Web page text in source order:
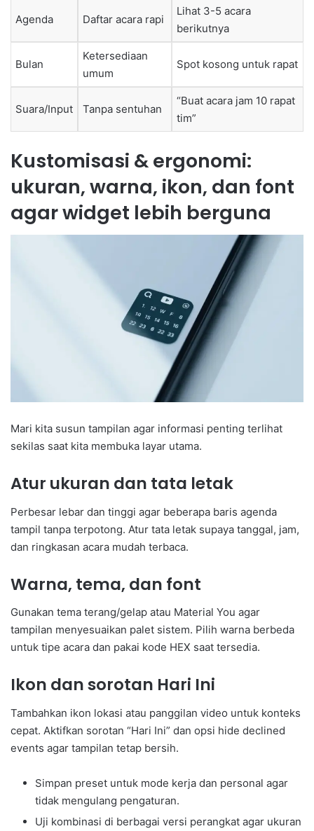
Agenda Daftar acara rapi
Lihat 3-5 acara
berikutnya
Bulan
Ketersediaan
umum
Spot kosong untuk rapat
Suara/Input Tanpa sentuhan
“Buat acara jam 10 rapat
tim”
Kustomisasi & ergonomi:
ukuran, warna, ikon, dan font
agar widget lebih berguna
Mari kita susun tampilan agar informasi penting terlihat
sekilas saat kita membuka layar utama.
Atur ukuran dan tata letak
Perbesar lebar dan tinggi agar beberapa baris agenda
tampil tanpa terpotong. Atur tata letak supaya tanggal, jam,
dan ringkasan acara mudah terbaca.
Warna, tema, dan font
Gunakan tema terang/gelap atau Material You agar
tampilan menyesuaikan palet sistem. Pilih warna berbeda
untuk tipe acara dan pakai kode HEX saat tersedia.
Ikon dan sorotan Hari Ini
Tambahkan ikon lokasi atau panggilan video untuk konteks
cepat. Aktifkan sorotan “Hari Ini” dan opsi hide declined
events agar tampilan tetap bersih.
Simpan preset untuk mode kerja dan personal agar
tidak mengulang pengaturan.
Uji kombinasi di berbagai versi perangkat agar ukuran